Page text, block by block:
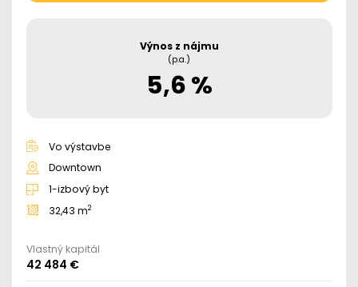
Výnos z nájmu
(p.a.)
5,6 %
Vo výstavbe
Downtown
1-izbový byt
32,43 m2
Vlastný kapitál
42 484 €